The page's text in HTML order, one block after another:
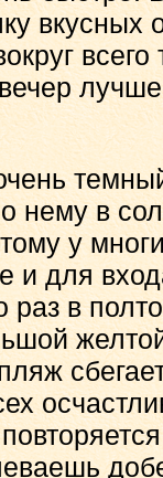
вкусных
нему в
у
и для
раз в